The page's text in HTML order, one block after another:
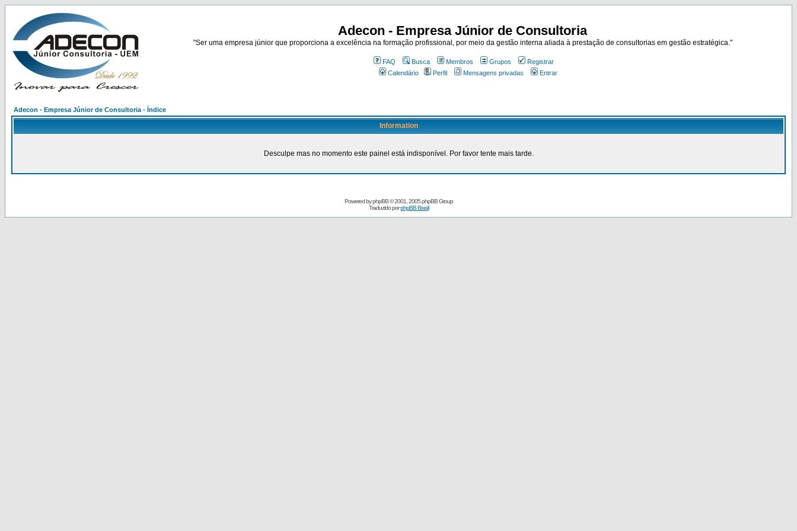
Adecon - Empresa Júnior de Consultoria
"Ser uma empresa júnior que proporciona a excelência na formação profissional, por meio da gestão interna aliada à prestação de consultorias em gestão estratégica."
FAQ Busca Membros Grupos
Registrar
Calendário
Perfil Mensagens privadas Entrar
Adecon - Empresa Júnior de Consultoria - Índice
Information
Desculpe mas no momento este painel está indisponível. Por favor tente mais tarde.
Powered byphpBB© 2001, 2005 phpBB Group
Traduzido porphpBB Brasil